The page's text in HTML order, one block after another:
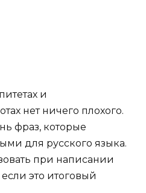
и
нет ничего плохого.
фраз, которые
для русского языка.
при написании
это итоговый